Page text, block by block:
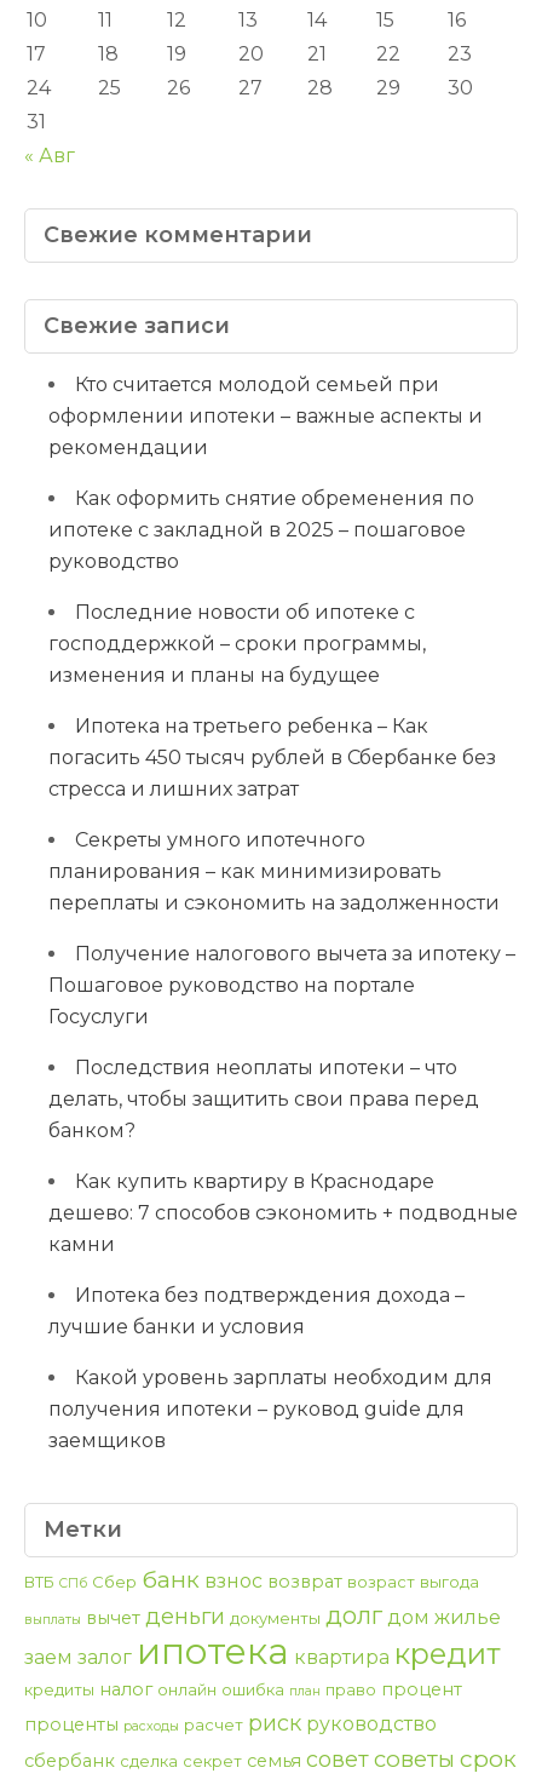
10
11 12 13 14 15
16
17
18 19 20 21 22
23
24
25 26 27 28 29
30
31
« Авг
Свежие комментарии
Свежие записи
Кто считается молодой семьей при
оформлении ипотеки – важные аспекты и
рекомендации
Как оформить снятие обременения по
ипотеке с закладной в 2025 – пошаговое
руководство
Последние новости об ипотеке с
господдержкой – сроки программы,
изменения и планы на будущее
Ипотека на третьего ребенка – Как
погасить 450 тысяч рублей в Сбербанке без
стресса и лишних затрат
Секреты умного ипотечного
планирования – как минимизировать
переплаты и сэкономить на задолженности
Получение налогового вычета за ипотеку –
Пошаговое руководство на портале
Госуслуги
Последствия неоплаты ипотеки – что
делать, чтобы защитить свои права перед
банком?
Как купить квартиру в Краснодаре
дешево: 7 способов сэкономить + подводные
камни
Ипотека без подтверждения дохода –
лучшие банки и условия
Какой уровень зарплаты необходим для
получения ипотеки – руковод guide для
заемщиков
Метки
ВТБ СПб Сбер банк взнос возврат возраст выгода
выплаты вычет деньги документы долг дом жилье
заем залог ипотека квартира кредит
кредиты налог онлайн ошибка план право процент
проценты расходы расчет риск руководство
сбербанк сделка секрет семья советсоветы срок